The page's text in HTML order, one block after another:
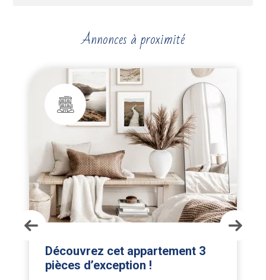
Annonces à proximité
Découvrez cet appartement 3
pièces d’exception !